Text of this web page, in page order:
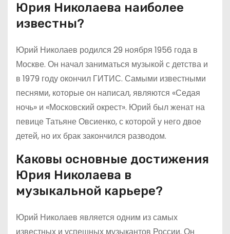
Юрия Николаева наиболее
известны?
Юрий Николаев родился 29 ноября 1956 года в
Москве. Он начал заниматься музыкой с детства и
в 1979 году окончил ГИТИС. Самыми известными
песнями, которые он написал, являются «Седая
ночь» и «Московский окрест». Юрий был женат на
певице Татьяне Овсиенко, с которой у него двое
детей, но их брак закончился разводом.
Каковы основные достижения
Юрия Николаева в
музыкальной карьере?
Юрий Николаев является одним из самых